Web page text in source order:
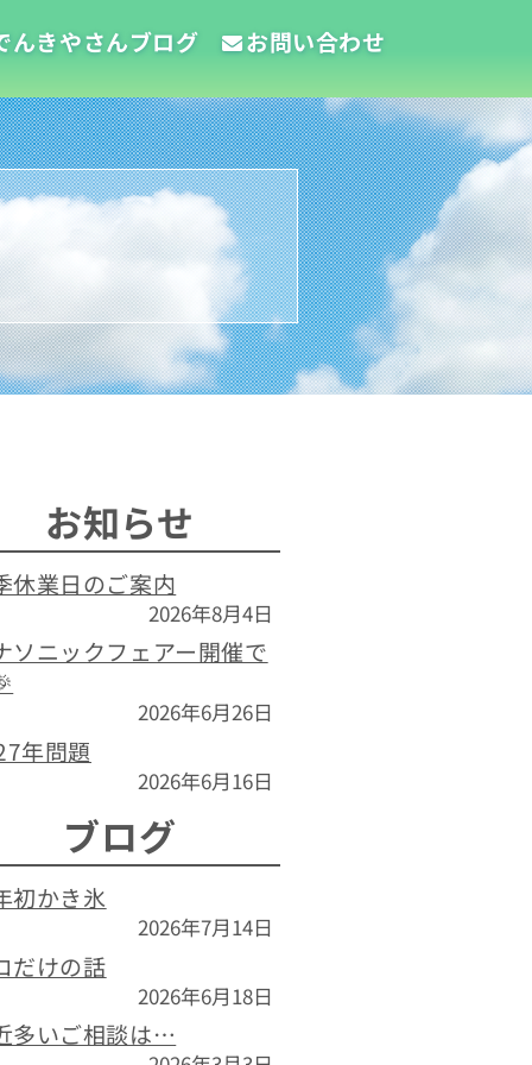
んきやさんブログ お問い合わせ
お知らせ
休業日のご案内
2026年8月4日
ソニックフェアー開催で
2026年6月26日
年問題
2026年6月16日
ブログ
初かき氷
2026年7月14日
だけの話
2026年6月18日
多いご相談は…